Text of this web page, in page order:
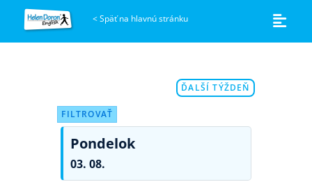
<Späť na hlavnú stránku
ĎALŠÍ TÝŽDEŇ
FILTROVAŤ
Pondelok
03. 08.